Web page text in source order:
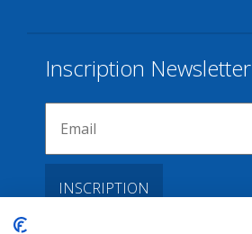
Inscription Newsletter